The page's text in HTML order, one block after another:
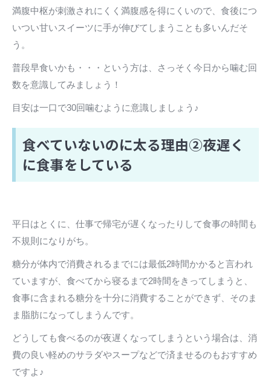
満腹中枢が刺激されにくく満腹感を得にくいので、食後につ
いつい甘いスイーツに手が伸びてしまうことも多いんだそ
う。
普段早食いかも・・・という方は、さっそく今日から噛む回
数を意識してみましょう！
目安は一口で30回噛むように意識しましょう♪
食べていないのに太る理由②夜遅く
に食事をしている
平日はとくに、仕事で帰宅が遅くなったりして食事の時間も
不規則になりがち。
糖分が体内で消費されるまでには最低2時間かかると言われ
ていますが、食べてから寝るまで2時間をきってしまうと、
食事に含まれる糖分を十分に消費することができず、そのま
ま脂肪になってしまうんです。
どうしても食べるのが夜遅くなってしまうという場合は、消
費の良い軽めのサラダやスープなどで済ませるのもおすすめ
ですよ♪